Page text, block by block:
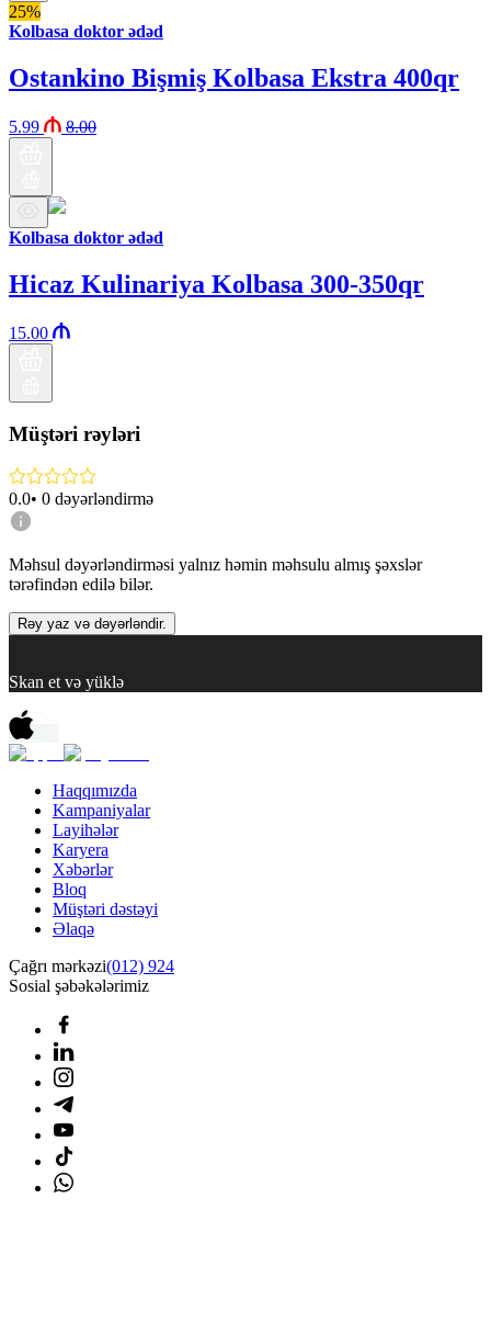
25%
Kolbasa doktor ədəd
Ostankino Bişmiş Kolbasa Ekstra 400qr
5.99 8.00
Kolbasa doktor ədəd
Hicaz Kulinariya Kolbasa 300-350qr
15.00
Müştəri rəyləri
0.0• 0 dəyərləndirmə
Məhsul dəyərləndirməsi yalnız həmin məhsulu almış şəxslər
tərəfindən edilə bilər.
Rəy yaz və dəyərləndir.
Skan et və yüklə
Haqqımızda
Kampaniyalar
Layihələr
Karyera
Xəbərlər
Bloq
Müştəri dəstəyi
Əlaqə
Çağrı mərkəzi(012) 924
Sosial şəbəkələrimiz